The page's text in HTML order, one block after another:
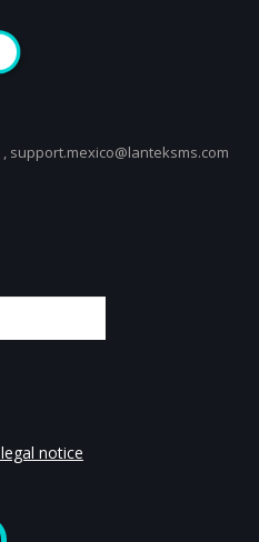
, support.mexico@lanteksms.com